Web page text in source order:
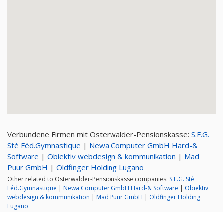
Verbundene Firmen mit Osterwalder-Pensionskasse: S.F.G.
Sté Féd.Gymnastique | Newa Computer GmbH Hard-&
Software | Obiektiv webdesign & kommunikation | Mad
Puur GmbH | Oldfinger Holding Lugano
Other related to Osterwalder-Pensionskasse companies: S.F.G. Sté
Féd.Gymnastique | Newa Computer GmbH Hard-& Software | Obiektiv
webdesign & kommunikation | Mad Puur GmbH | Oldfinger Holding
Lugano